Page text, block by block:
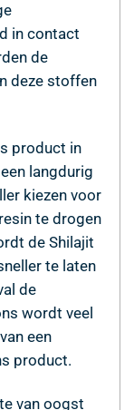
in contact
de
deze stoffen
product in
langdurig
kiezen voor
te drogen
de Shilajit
te laten
de
wordt veel
een
product.
van oogst